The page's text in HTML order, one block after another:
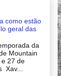
como estão
geral das
da
Mountain
e 27 de
Xav...